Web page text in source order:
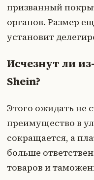
призванный
органов. Размер
установит
Исчезнут ли
Shein?
Этого ожидать не
преимущество в
сокращается, а
больше
товаров и